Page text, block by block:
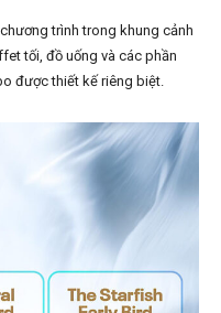
trình trong khung cảnh
tối, đồ uống và các phần
được thiết kế riêng biệt.